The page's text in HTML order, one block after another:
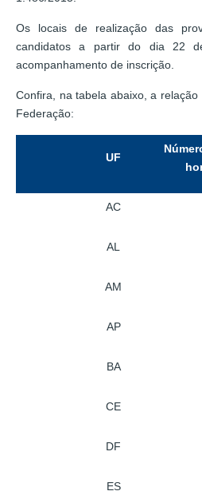
Os locais de realização das
candidatos a partir do dia 22
acompanhamento de inscrição.
Confira, na tabela abaixo, a
Federação:
UF
AC
AL
AM
AP
BA
CE
DF
ES